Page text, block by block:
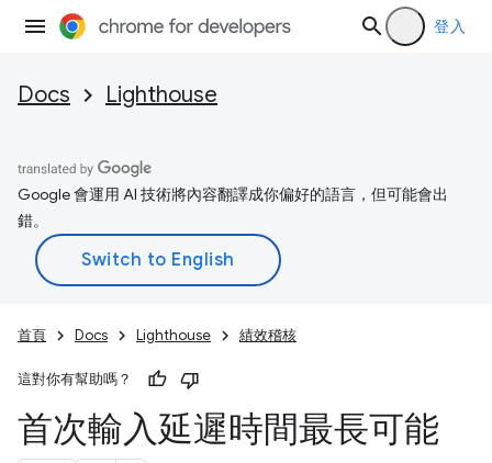
登入
Docs Lighthouse
Google 會運用 AI 技術將內容翻譯成你偏好的語言，但可能會出
錯。
首頁 Docs Lighthouse 績效稽核
這對你有幫助嗎？
首次輸入延遲時間最長可能